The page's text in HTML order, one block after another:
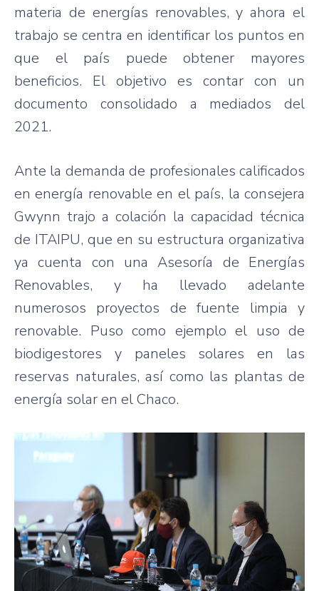
materia de energías renovables, y ahora el
trabajo se centra en identificar los puntos en
que el país puede obtener mayores
beneficios. El objetivo es contar con un
documento consolidado a mediados del
2021.
Ante la demanda de profesionales calificados
en energía renovable en el país, la consejera
Gwynn trajo a colación la capacidad técnica
de ITAIPU, que en su estructura organizativa
ya cuenta con una Asesoría de Energías
Renovables, y ha llevado adelante
numerosos proyectos de fuente limpia y
renovable. Puso como ejemplo el uso de
biodigestores y paneles solares en las
reservas naturales, así como las plantas de
energía solar en el Chaco.